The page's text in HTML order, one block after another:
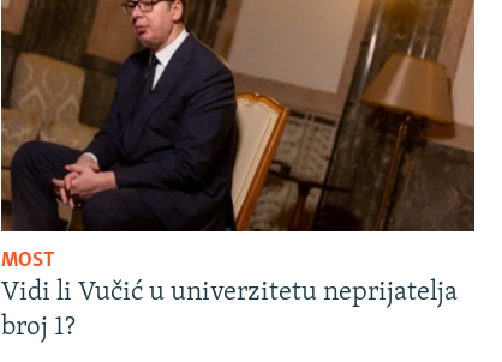
MOST
Vidi li Vučić u univerzitetu neprijatelja
broj 1?